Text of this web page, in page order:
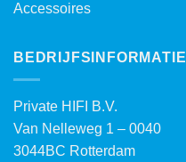
Accessoires
BEDRIJFSINFORMATIE
Private HIFI B.V.
Van Nelleweg 1 – 0040
3044BC Rotterdam